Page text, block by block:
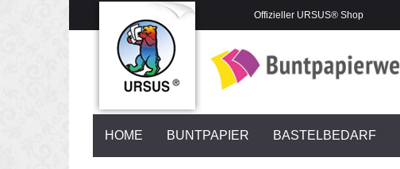
Offizieller URSUS® Shop
HOME BUNTPAPIER BASTELBEDARF